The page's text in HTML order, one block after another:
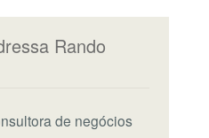
Rando
de negócios